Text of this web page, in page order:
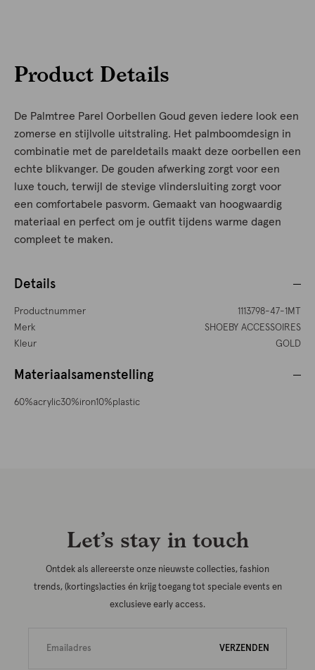
Product Details
De Palmtree Parel Oorbellen Goud geven iedere look een
zomerse en stijlvolle uitstraling. Het palmboomdesign in
combinatie met de pareldetails maakt deze oorbellen een
echte blikvanger. De gouden afwerking zorgt voor een
luxe touch, terwijl de stevige vlindersluiting zorgt voor
een comfortabele pasvorm. Gemaakt van hoogwaardig
materiaal en perfect om je outfit tijdens warme dagen
compleet te maken.
Details
Productnummer
1113798-47-1MT
Merk
SHOEBY ACCESSOIRES
Kleur
GOLD
Materiaalsamenstelling
60%acrylic30%iron10%plastic
Let’s stay in touch
Ontdek als allereerste onze nieuwste collecties, fashion
trends, (kortings)acties én krijg toegang tot speciale events en
exclusieve early access.
VERZENDEN